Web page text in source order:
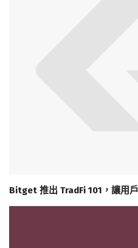
Bitget 推出 TradFi 101，讓用